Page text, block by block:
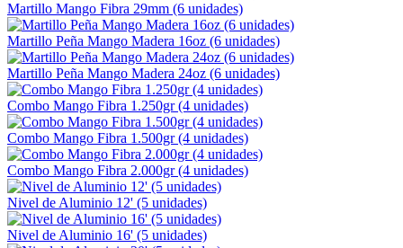
Martillo Mango Fibra 29mm (6 unidades)
Martillo Peña Mango Madera 16oz (6 unidades)
Martillo Peña Mango Madera 24oz (6 unidades)
Combo Mango Fibra 1.250gr (4 unidades)
Combo Mango Fibra 1.500gr (4 unidades)
Combo Mango Fibra 2.000gr (4 unidades)
Nivel de Aluminio 12' (5 unidades)
Nivel de Aluminio 16' (5 unidades)